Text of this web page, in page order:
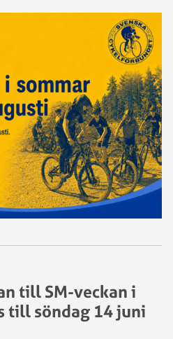
till SM-veckan i
till söndag 14 juni